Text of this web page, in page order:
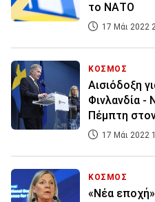
το ΝΑΤΟ
17 Μάι 2022
ΚΟΣΜΟΣ
Αισιόδοξη
Φινλανδία -
Πέμπτη
17 Μάι 2022
ΚΟΣΜΟΣ
«Νέα